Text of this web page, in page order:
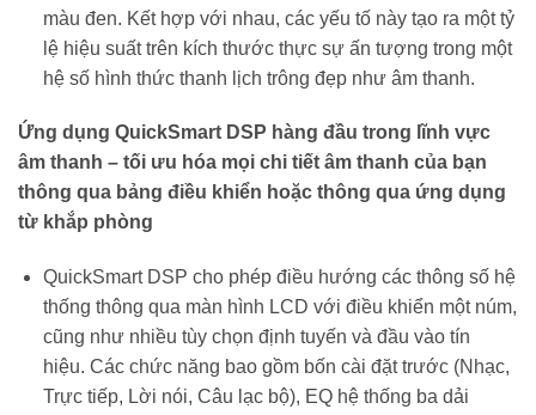
màu đen. Kết hợp với nhau, các yếu tố này tạo ra một tỷ
lệ hiệu suất trên kích thước thực sự ấn tượng trong một
hệ số hình thức thanh lịch trông đẹp như âm thanh.
Ứng dụng QuickSmart DSP hàng đầu trong lĩnh vực
âm thanh – tối ưu hóa mọi chi tiết âm thanh của bạn
thông qua bảng điều khiển hoặc thông qua ứng dụng
từ khắp phòng
QuickSmart DSP cho phép điều hướng các thông số hệ
thống thông qua màn hình LCD với điều khiển một núm,
cũng như nhiều tùy chọn định tuyến và đầu vào tín
hiệu. Các chức năng bao gồm bốn cài đặt trước (Nhạc,
Trực tiếp, Lời nói, Câu lạc bộ), EQ hệ thống ba dải